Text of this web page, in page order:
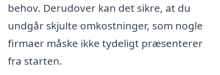
behov. Derudover kan det sikre, at du
undgår skjulte omkostninger, som nogle
firmaer måske ikke tydeligt præsenterer
fra starten.